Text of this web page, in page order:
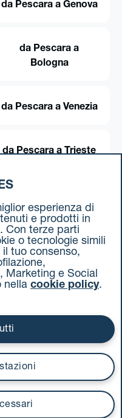
da Pescara a Genova
da Pescara a
Bologna
da Pescara a Venezia
da Pescara a Trieste
524585
esperienza di
e prodotti in
Con terze parti
o tecnologie simili
tuo consenso,
Marketing e Social
nella cookie policy.